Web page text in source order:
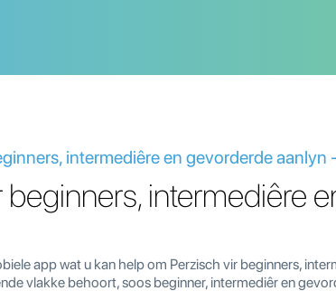
intermediêre en gevorderde aanlyn
beginners, intermediêre
app wat u kan help om Perzisch vir beginners,
vlakke behoort, soos beginner, intermediêr en